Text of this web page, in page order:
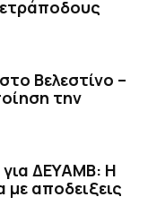
Βελεστίνο –
την
για ΔΕΥΑΜΒ: Η
αποδειξεις